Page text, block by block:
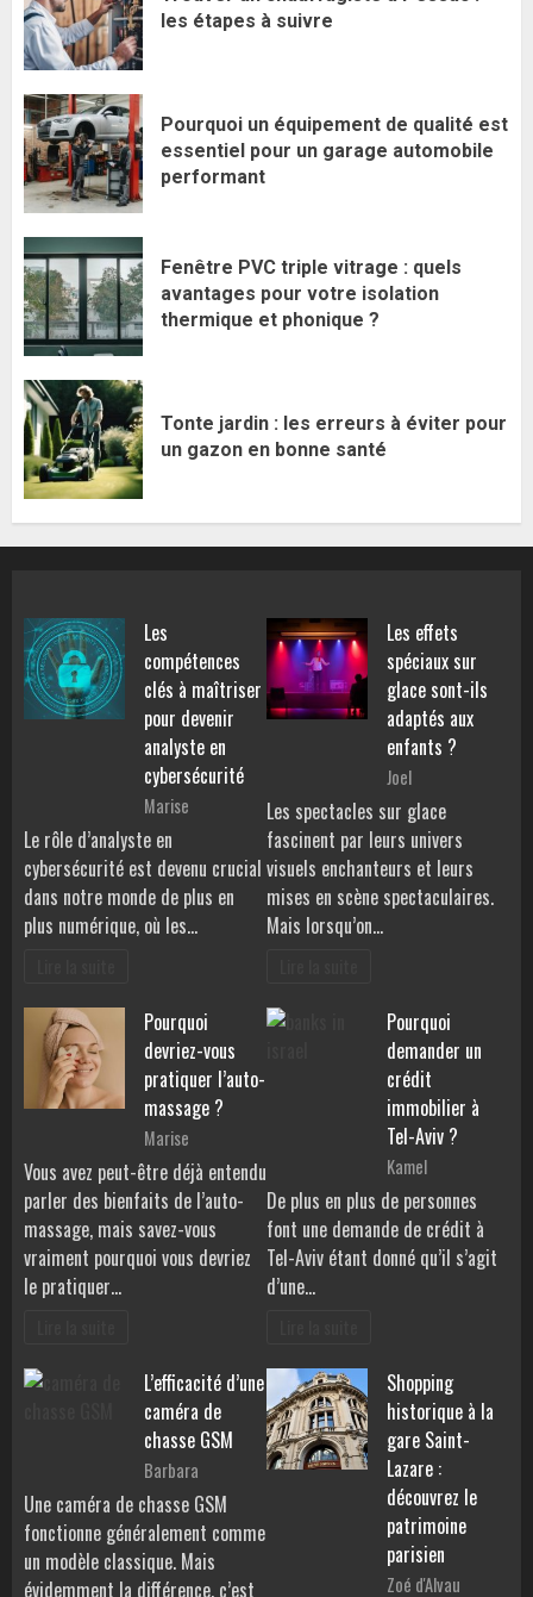
les étapes à suivre
Pourquoi un équipement de qualité est
essentiel pour un garage automobile
performant
Fenêtre PVC triple vitrage : quels
avantages pour votre isolation
thermique et phonique ?
Tonte jardin : les erreurs à éviter pour
un gazon en bonne santé
Les
compétences
clés à maîtriser
pour devenir
analyste en
cybersécurité
Marise
Le rôle d’analyste en
cybersécurité est devenu crucial
dans notre monde de plus en
plus numérique, où les…
Les effets
spéciaux sur
glace sont-ils
adaptés aux
enfants ?
Joel
Les spectacles sur glace
fascinent par leurs univers
visuels enchanteurs et leurs
mises en scène spectaculaires.
Mais lorsqu’on…
Pourquoi
devriez-vous
pratiquer l’auto-
massage ?
Marise
Vous avez peut-être déjà entendu
parler des bienfaits de l’auto-
massage, mais savez-vous
vraiment pourquoi vous devriez
le pratiquer…
Pourquoi
demander un
crédit
immobilier à
Tel-Aviv ?
Kamel
De plus en plus de personnes
font une demande de crédit à
Tel-Aviv étant donné qu’il s’agit
d’une…
L’efficacité d’une
caméra de
chasse GSM
Barbara
Une caméra de chasse GSM
fonctionne généralement comme
un modèle classique. Mais
évidemment la différence, c’est
Shopping
historique à la
gare Saint-
Lazare :
découvrez le
patrimoine
parisien
Zoé d'Alvau